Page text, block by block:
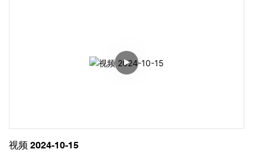
视频 2024-10-15